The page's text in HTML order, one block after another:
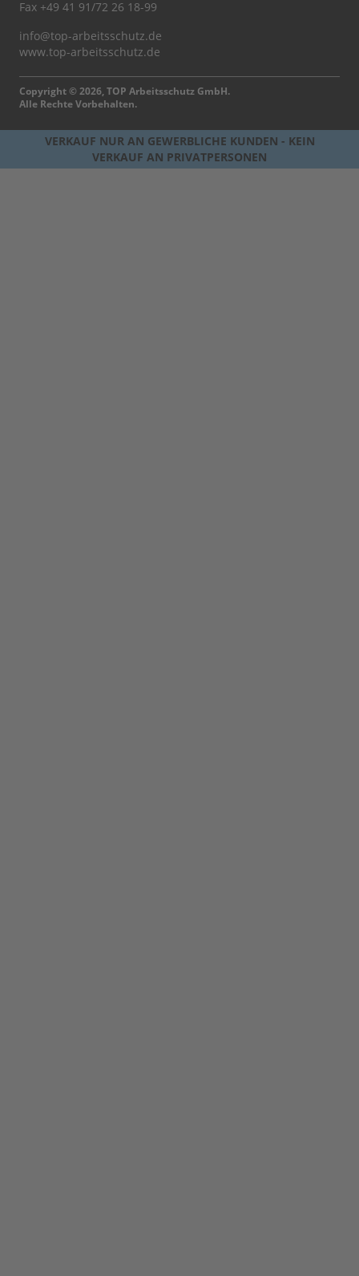
Fax +49 41 91/72 26 18-99
info@top-arbeitsschutz.de
www.top-arbeitsschutz.de
Copyright © 2026, TOP Arbeitsschutz GmbH.
Alle Rechte Vorbehalten.
VERKAUF NUR AN GEWERBLICHE KUNDEN - KEIN
VERKAUF AN PRIVATPERSONEN